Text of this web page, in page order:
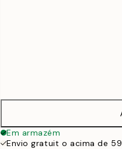
Em armazém
Envio gratuit o acima de